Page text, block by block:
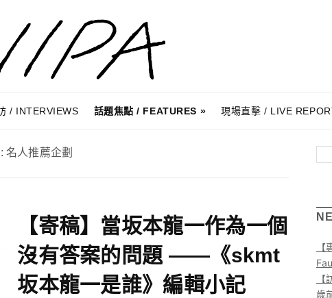
/ INTERVIEWS 話題焦點 / FEATURES 現場直擊 / LIVE
名人推薦企劃
【寄稿】當坂本龍一作為一個
沒有答案的問題 ——《skmt
坂本龍一是誰》編輯小記
歲